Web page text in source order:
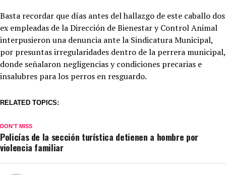
Basta recordar que días antes del hallazgo de este caballo dos
ex empleadas de la Dirección de Bienestar y Control Animal
interpusieron una denuncia ante la Sindicatura Municipal,
por presuntas irregularidades dentro de la perrera municipal,
donde señalaron negligencias y condiciones precarias e
insalubres para los perros en resguardo.
RELATED TOPICS:
DON'T MISS
Policías de la sección turística detienen a hombre por
violencia familiar